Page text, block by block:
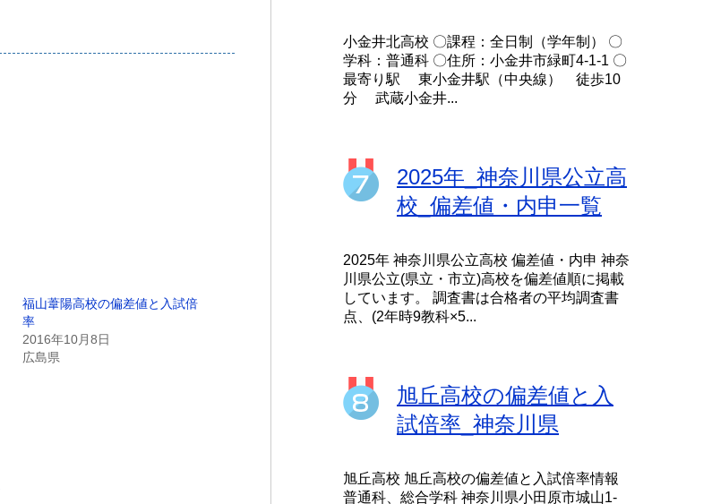
福山葦陽高校の偏差値と入試倍
率
2016年10月8日
広島県
小金井北高校 〇課程：全日制（学年制） 〇
学科：普通科 〇住所：小金井市緑町4-1-1 〇
最寄り駅 東小金井駅（中央線） 徒歩10
分 武蔵小金井...
2025年_神奈川県公立高
校_偏差値・内申一覧
2025年 神奈川県公立高校 偏差値・内申 神奈
川県公立(県立・市立)高校を偏差値順に掲載
しています。 調査書は合格者の平均調査書
点、(2年時9教科×5...
旭丘高校の偏差値と入
試倍率_神奈川県
旭丘高校 旭丘高校の偏差値と入試倍率情報
普通科、総合学科 神奈川県小田原市城山1-